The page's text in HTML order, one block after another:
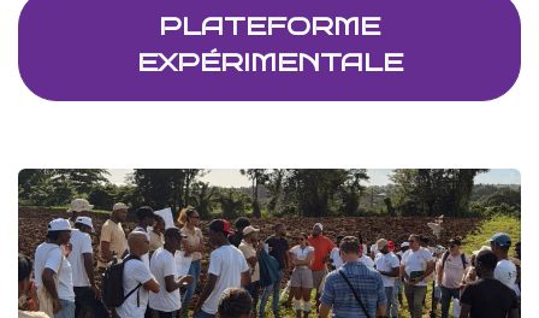
PLATEFORME
EXPÉRIMENTALE